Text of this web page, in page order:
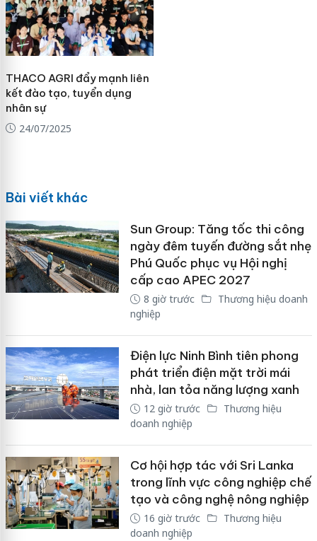
THACO AGRI đẩy mạnh liên
kết đào tạo, tuyển dụng
nhân sự
24/07/2025
Bài viết khác
Sun Group: Tăng tốc thi công
ngày đêm tuyến đường sắt nhẹ
Phú Quốc phục vụ Hội nghị
cấp cao APEC 2027
8 giờ trước
Thương hiệu doanh
nghiệp
Điện lực Ninh Bình tiên phong
phát triển điện mặt trời mái
nhà, lan tỏa năng lượng xanh
12 giờ trước
Thương hiệu
doanh nghiệp
Cơ hội hợp tác với Sri Lanka
trong lĩnh vực công nghiệp chế
tạo và công nghệ nông nghiệp
16 giờ trước
Thương hiệu
doanh nghiệp